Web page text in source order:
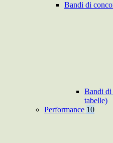
Bandi di
Bandi di
tabelle)
Performance 10